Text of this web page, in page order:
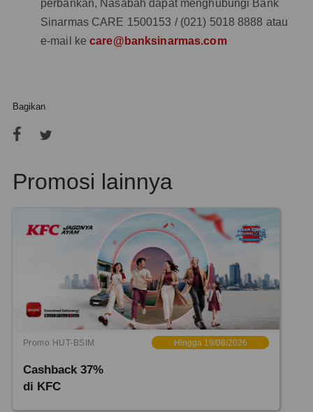
perbankan, Nasabah dapat menghubungi Bank
Sinarmas CARE 1500153 / (021) 5018 8888 atau
e-mail kecare@banksinarmas.com
Bagikan
Promosi lainnya
Promo HUT-BSIM Hingga 19/08/2026
Cashback 37%
di KFC